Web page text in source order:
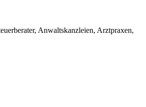
Anwaltskanzleien, Arztpraxen,